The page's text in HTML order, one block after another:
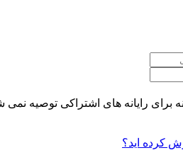
برای رایانه های اشتراکی توصیه نمی
کرده اید؟